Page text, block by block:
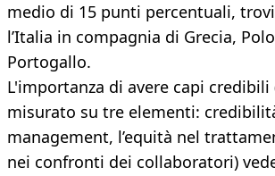
medio di 15 punti percentuali,
l’Italia in compagnia di Grecia,
Portogallo.
L'importanza di avere capi
misurato su tre elementi:
management, l’equità nel
nei confronti dei collaboratori)